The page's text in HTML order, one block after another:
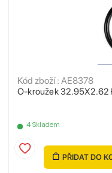
O-kroužek 32.95X2.62
Kód zboží : AE8378
4 Skladem
PŘIDAT DO